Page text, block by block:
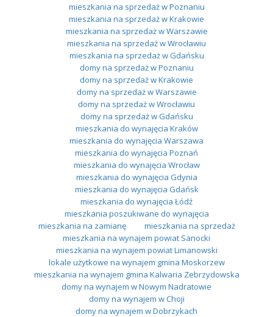
mieszkania na sprzedaż w Poznaniu
mieszkania na sprzedaż w Krakowie
mieszkania na sprzedaż w Warszawie
mieszkania na sprzedaż w Wrocławiu
mieszkania na sprzedaż w Gdańsku
domy na sprzedaż w Poznaniu
domy na sprzedaż w Krakowie
domy na sprzedaż w Warszawie
domy na sprzedaż w Wrocławiu
domy na sprzedaż w Gdańsku
mieszkania do wynajęcia Kraków
mieszkania do wynajęcia Warszawa
mieszkania do wynajęcia Poznań
mieszkania do wynajęcia Wrocław
mieszkania do wynajęcia Gdynia
mieszkania do wynajęcia Gdańsk
mieszkania do wynajęcia Łódź
mieszkania poszukiwane do wynajęcia
mieszkania na zamianę
mieszkania na sprzedaż
mieszkania na wynajem powiat Sanocki
mieszkania na wynajem powiat Limanowski
lokale użytkowe na wynajem gmina Moskorzew
mieszkania na wynajem gmina Kalwaria Zebrzydowska
domy na wynajem w Nowym Nadratowie
domy na wynajem w Choji
domy na wynajem w Dobrzykach